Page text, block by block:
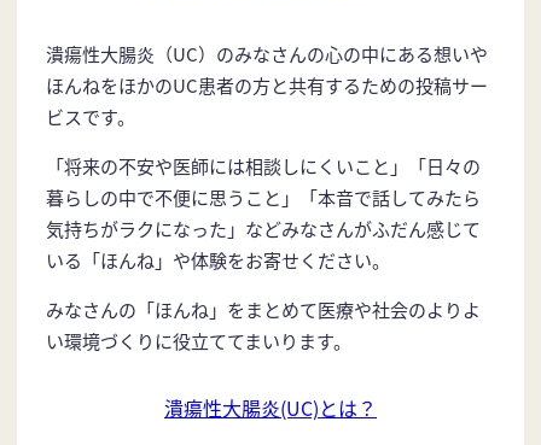
潰瘍性大腸炎（UC）のみなさんの心の中にある想いや
ほんねをほかのUC患者の方と共有するための投稿サー
ビスです。
「将来の不安や医師には相談しにくいこと」「日々の
暮らしの中で不便に思うこと」「本音で話してみたら
気持ちがラクになった」などみなさんがふだん感じて
いる「ほんね」や体験をお寄せください。
みなさんの「ほんね」をまとめて医療や社会のよりよ
い環境づくりに役立ててまいります。
潰瘍性大腸炎(UC)とは？